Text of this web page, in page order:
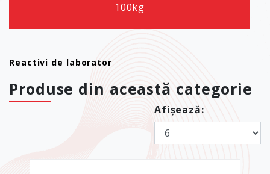
100kg
Reactivi de laborator
Produse din această categorie
Afișează: